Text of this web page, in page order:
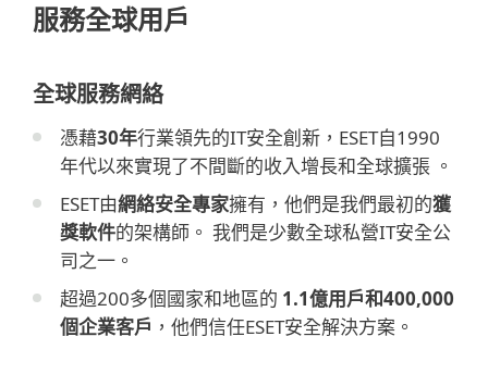
服務全球用戶
全球服務網絡
憑藉30年行業領先的IT安全創新，ESET自1990
年代以來實現了不間斷的收入增長和全球擴張 。
ESET由網絡安全專家擁有，他們是我們最初的獲
獎軟件的架構師。 我們是少數全球私營IT安全公
司之一。
超過200多個國家和地區的 1.1億用戶和400,000
個企業客戶 ，他們信任ESET安全解決方案。